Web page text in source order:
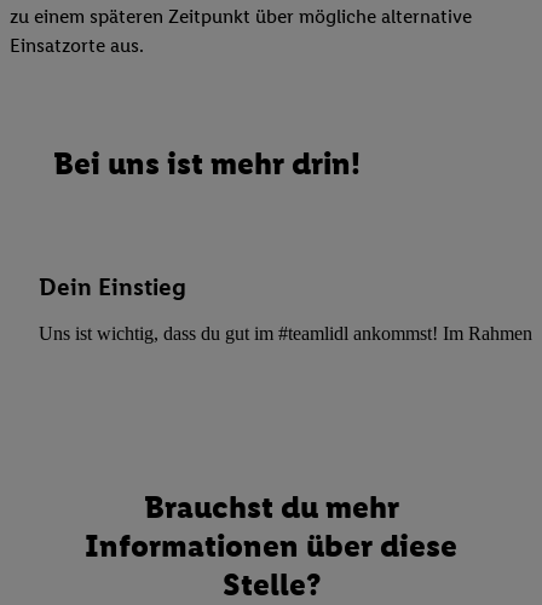
zu einem späteren Zeitpunkt über mögliche alternative
Einsatzorte aus.
Bei uns ist mehr drin!
Dein Einstieg
Uns ist wichtig, dass du gut im #teamlidl ankommst! Im Rahmen
Brauchst du mehr
Informationen über diese
Stelle?